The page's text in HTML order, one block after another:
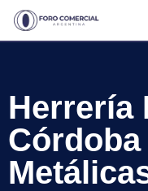
Skip
Herrería